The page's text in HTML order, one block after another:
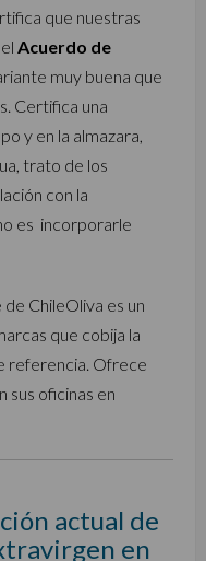
que nuestras
Acuerdo de
muy buena que
Certifica una
y en la almazara,
trato de los
con la
es incorporarle
ChileOliva es un
que cobija la
referencia. Ofrece
sus oficinas en
actual de
en